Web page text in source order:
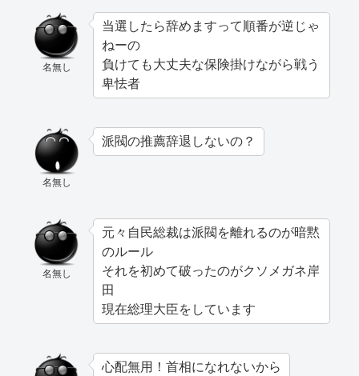
名無し
当選したら辞めますって順番が逆じゃ
ねーの
負けても大丈夫な保険掛けながら戦う
卑怯者
名無し
派閥の推薦辞退しないの？
名無し
元々自民総裁は派閥を離れるのが暗黙
のルール
それを初めて破ったのがクソメガネ岸
田
現在総理大臣をしています
心配無用！首相になれないから